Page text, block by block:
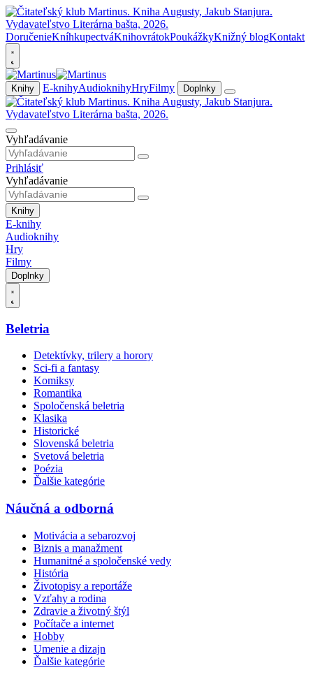
DoručenieKníhkupectváKnihovrátokPoukážkyKnižný blogKontakt
Knihy E-knihyAudioknihyHryFilmy Doplnky
Vyhľadávanie
Prihlásiť
Vyhľadávanie
Knihy
E-knihy
Audioknihy
Hry
Filmy
Doplnky
Beletria
Detektívky, trilery a horory
Sci-fi a fantasy
Komiksy
Romantika
Spoločenská beletria
Klasika
Historické
Slovenská beletria
Svetová beletria
Poézia
Ďalšie kategórie
Náučná a odborná
Motivácia a sebarozvoj
Biznis a manažment
Humanitné a spoločenské vedy
História
Životopisy a reportáže
Vzťahy a rodina
Zdravie a životný štýl
Počítače a internet
Hobby
Umenie a dizajn
Ďalšie kategórie